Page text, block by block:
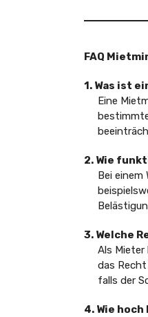
FAQ
1. Was ist
Eine
2. Wie
Bei
3. Welche
Als Mieter
das
falls der
4. Wie